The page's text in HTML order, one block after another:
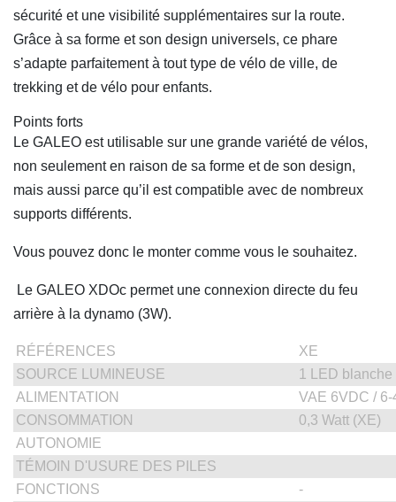
sécurité et une visibilité supplémentaires sur la route.
Grâce à sa forme et son design universels, ce phare
s’adapte parfaitement à tout type de vélo de ville, de
trekking et de vélo pour enfants.
Points forts
Le GALEO est utilisable sur une grande variété de vélos,
non seulement en raison de sa forme et de son design,
mais aussi parce qu’il est compatible avec de nombreux
supports différents.
Vous pouvez donc le monter comme vous le souhaitez.
Le GALEO XDOc permet une connexion directe du feu
arrière à la dynamo (3W).
RÉFÉRENCES
XE
SOURCE LUMINEUSE
1 LED blanche
ALIMENTATION
VAE 6VDC /
CONSOMMATION
0,3 Watt (XE)
AUTONOMIE
TÉMOIN D'USURE DES PILES
FONCTIONS
-